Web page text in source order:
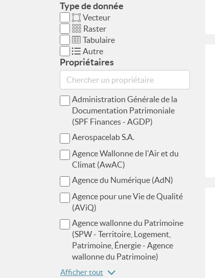
Type de donnée
Vecteur
Raster
Tabulaire
Autre
Propriétaires
Administration Générale de la
Documentation Patrimoniale
(SPF Finances - AGDP)
Aerospacelab S.A.
Agence Wallonne de l'Air et du
Climat (AwAC)
Agence du Numérique (AdN)
Agence pour une Vie de Qualité
(AViQ)
Agence wallonne du Patrimoine
(SPW - Territoire, Logement,
Patrimoine, Énergie - Agence
wallonne du Patrimoine)
Afficher tout